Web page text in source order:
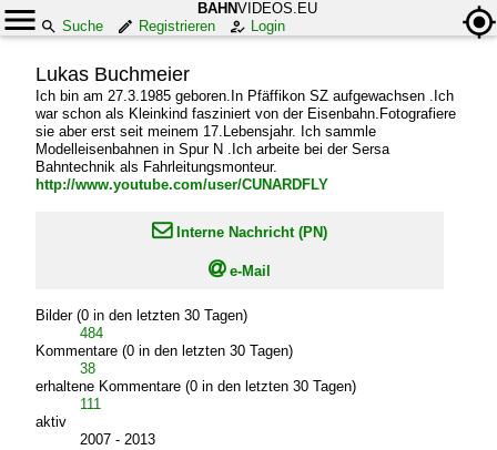
BAHNVIDEOS.EU
Suche
Registrieren Login
Lukas Buchmeier
Ich bin am 27.3.1985 geboren.In Pfäffikon SZ aufgewachsen .Ich
war schon als Kleinkind fasziniert von der Eisenbahn.Fotografiere
sie aber erst seit meinem 17.Lebensjahr. Ich sammle
Modelleisenbahnen in Spur N .Ich arbeite bei der Sersa
Bahntechnik als Fahrleitungsmonteur.
http://www.youtube.com/user/CUNARDFLY
 Interne Nachricht (PN)
e-Mail
Bilder (0 in den letzten 30 Tagen)
484
Kommentare (0 in den letzten 30 Tagen)
38
erhaltene Kommentare (0 in den letzten 30 Tagen)
111
aktiv
2007 - 2013